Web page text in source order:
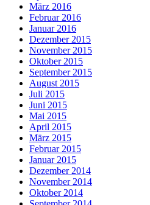
März 2016
Februar 2016
Januar 2016
Dezember 2015
November 2015
Oktober 2015
September 2015
August 2015
Juli 2015
Juni 2015
Mai 2015
April 2015
März 2015
Februar 2015
Januar 2015
Dezember 2014
November 2014
Oktober 2014